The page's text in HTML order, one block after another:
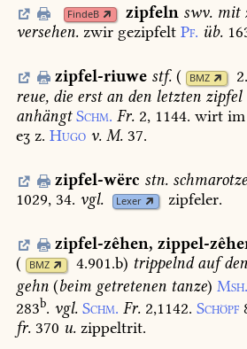
part. adj.
FindeB zipfeln swv. mit
versehen. zwir gezipfelt Pf. üb.
zipfel-riuwe stf. ( BMZ
reue, die erstan den letzten zipfel
anhängt Schm. Fr. 2, 1144. wirt im
eʒ z. Hugo v. M. 37.
zipfel-wërc stn.
1029, 34. vgl. Lexer zipfeler.
zipfel-zêhen, zippel-
(
BMZ 4.901.b) trippelndauf
gehn (beim getretenen tanze)
283b. vgl. Schm. Fr. 2,1142. Schöpf
fr. 370 u. zippeltrit.